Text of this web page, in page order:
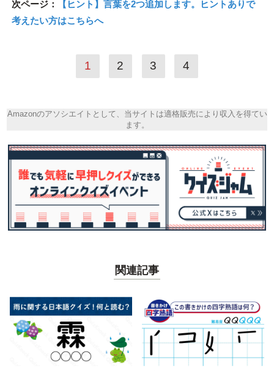
次ページ：
【ヒント】言葉を2つ追加します。ヒントありで
考えたい方はこちらへ
1 2 3 4
Amazonのアソシエイトとして、当サイトは適格販売により収入を得てい
ます。
関連記事